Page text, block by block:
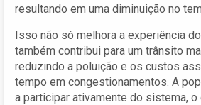
resultando em uma diminuição no
Isso não só melhora a experiência
também contribui para um trânsito
reduzindo a poluição e os custos
tempo em congestionamentos. A
a participar ativamente do sistema, o